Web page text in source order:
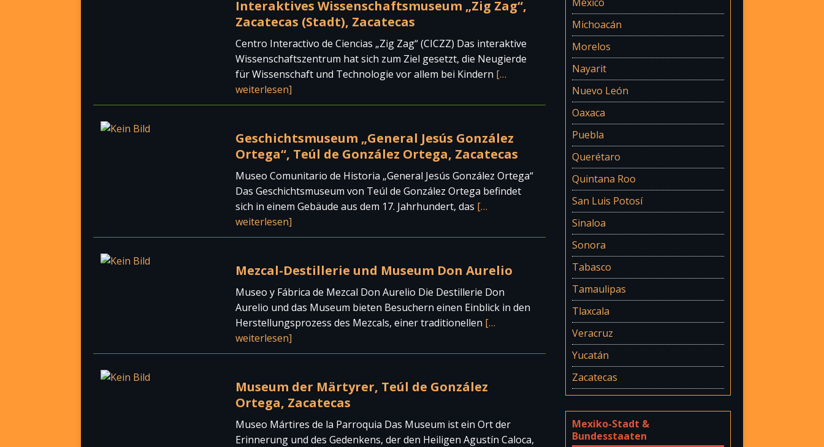
Interaktives Wissenschaftsmuseum „Zig Zag“,
Zacatecas (Stadt), Zacatecas
Centro Interactivo de Ciencias „Zig Zag“ (CICZZ) Das interaktive
Wissenschaftszentrum hat sich zum Ziel gesetzt, die Neugierde
für Wissenschaft und Technologie vor allem bei Kindern […
weiterlesen]
Geschichtsmuseum „General Jesús González
Ortega“, Teúl de González Ortega, Zacatecas
Museo Comunitario de Historia „General Jesús González Ortega“
Das Geschichtsmuseum von Teúl de González Ortega befindet
sich in einem Gebäude aus dem 17. Jahrhundert, das […
weiterlesen]
Mezcal-Destillerie und Museum Don Aurelio
Museo y Fábrica de Mezcal Don Aurelio Die Destillerie Don
Aurelio und das Museum bieten Besuchern einen Einblick in den
Herstellungsprozess des Mezcals, einer traditionellen […
weiterlesen]
Museum der Märtyrer, Teúl de González
Ortega, Zacatecas
Museo Mártires de la Parroquia Das Museum ist ein Ort der
Erinnerung und des Gedenkens, der den Heiligen Agustín Caloca,
Michoacán
Morelos
Nayarit
Nuevo León
Oaxaca
Puebla
Querétaro
Quintana Roo
San Luis Potosí
Sinaloa
Sonora
Tabasco
Tamaulipas
Tlaxcala
Veracruz
Yucatán
Zacatecas
Mexiko-Stadt &
Bundesstaaten